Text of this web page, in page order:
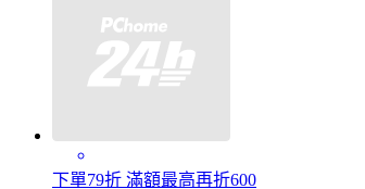
下單79折 滿額最高再折600